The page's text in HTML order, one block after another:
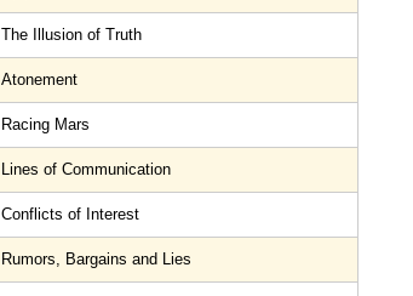
The Illusion of Truth
Atonement
Racing Mars
Lines of Communication
Conflicts of Interest
Rumors, Bargains and Lies